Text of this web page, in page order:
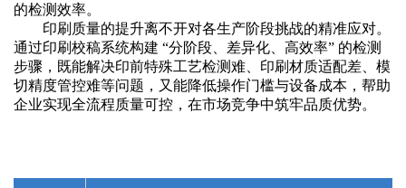
的检测效率。
印刷质量的提升离不开对各生产阶段挑战的精准应对。
通过印刷校稿系统构建 “分阶段、差异化、高效率” 的检测
步骤，既能解决印前特殊工艺检测难、印刷材质适配差、模
切精度管控难等问题，又能降低操作门槛与设备成本，帮助
企业实现全流程质量可控，在市场竞争中筑牢品质优势。